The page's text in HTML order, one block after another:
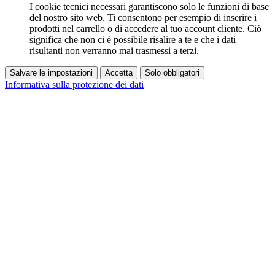
I cookie tecnici necessari garantiscono solo le funzioni di base
del nostro sito web. Ti consentono per esempio di inserire i
prodotti nel carrello o di accedere al tuo account cliente. Ciò
significa che non ci è possibile risalire a te e che i dati
risultanti non verranno mai trasmessi a terzi.
Salvare le impostazioni Accetta Solo obbligatori
Informativa sulla protezione dei dati